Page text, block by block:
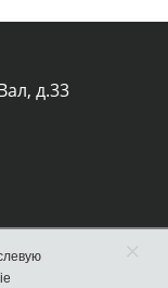
д.33
×